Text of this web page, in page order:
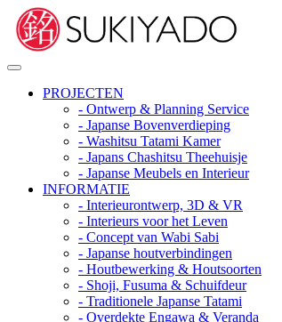
PROJECTEN
- Ontwerp & Planning Service
- Japanse Bovenverdieping
- Washitsu Tatami Kamer
- Japans Chashitsu Theehuisje
- Japanse Meubels en Interieur
INFORMATIE
- Interieurontwerp, 3D & VR
- Interieurs voor het Leven
- Concept van Wabi Sabi
- Japanse houtverbindingen
- Houtbewerking & Houtsoorten
- Shoji, Fusuma & Schuifdeur
- Traditionele Japanse Tatami
- Overdekte Engawa & Veranda